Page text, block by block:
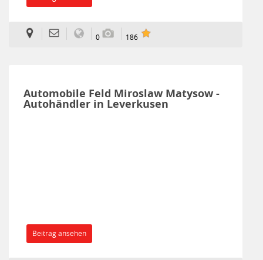
0 186
Automobile Feld Miroslaw Matysow -
Autohändler in Leverkusen
Beitrag ansehen